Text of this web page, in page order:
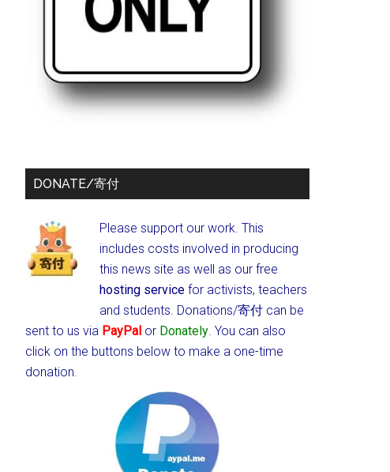
DONATE/寄付
Please support our work. This
includes costs involved in producing
this news site as well as our free
hosting service for activists, teachers
and students. Donations/寄付 can be
sent to us via PayPal or Donately. You can also
click on the buttons below to make a one-time
donation.